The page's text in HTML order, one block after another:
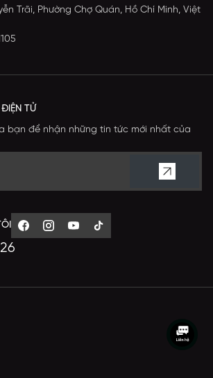
Trãi, Phường Chợ Quán, Hồ Chí Minh, Việt
TỬ
bạn để nhận những tin tức mới nhất của